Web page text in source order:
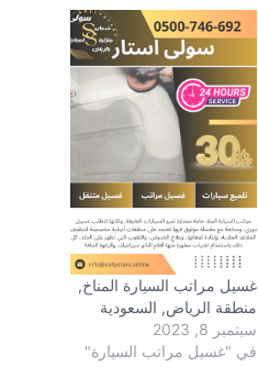
غسيل مراتب السيارة المناخ,
منطقة الرياض, السعودية
سبتمبر 8, 2023
في "غسيل مراتب السيارة"